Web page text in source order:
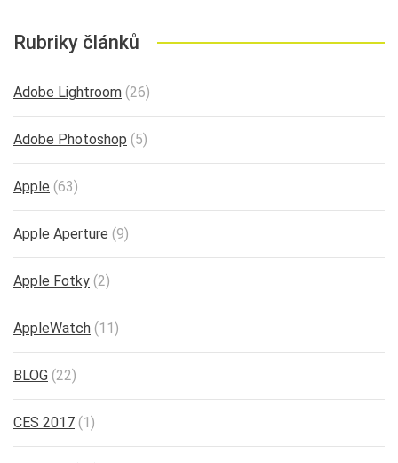
Rubriky článků
Adobe Lightroom (26)
Adobe Photoshop (5)
Apple (63)
Apple Aperture (9)
Apple Fotky (2)
AppleWatch (11)
BLOG (22)
CES 2017 (1)